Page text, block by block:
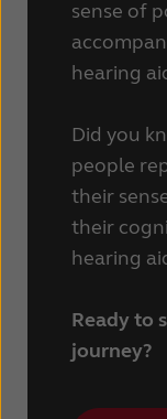
Schweiz
Suomi
Türkçe
United
عربي
sense of
hearing
Did you
people
their
their
hearing
Ready to
journey?